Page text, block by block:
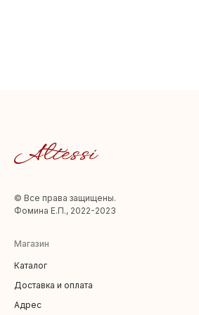
© Все права защищены.
Фомина Е.П., 2022-2023
Магазин
Каталог
Доставка и оплата
Адрес